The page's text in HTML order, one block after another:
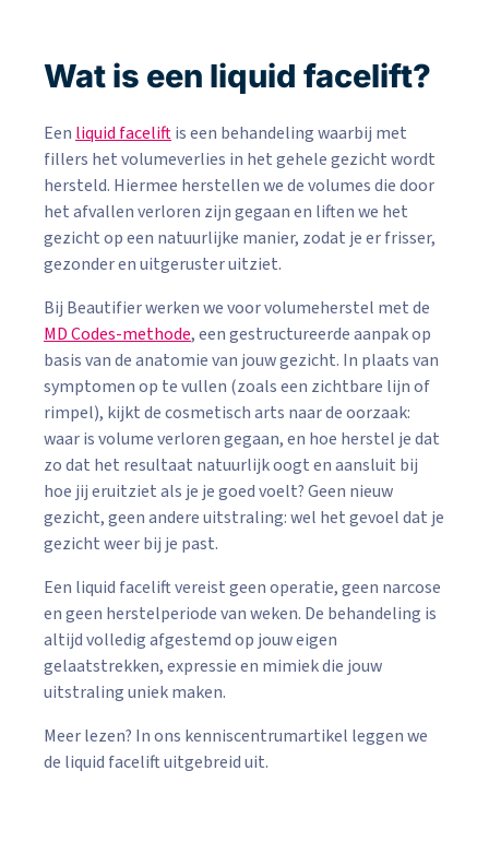
Wat is een liquid facelift?
Een liquid faceliftis een behandeling waarbij met
fillers het volumeverlies in het gehele gezicht wordt
hersteld. Hiermee herstellen we de volumes die door
het afvallen verloren zijn gegaan en liften we het
gezicht op een natuurlijke manier, zodat je er frisser,
gezonder en uitgeruster uitziet.
Bij Beautifier werken we voor volumeherstel met de
MD Codes-methode, een gestructureerde aanpak op
basis van de anatomie van jouw gezicht. In plaats van
symptomen op te vullen (zoals een zichtbare lijn of
rimpel), kijkt de cosmetisch arts naar de oorzaak:
waar is volume verloren gegaan, en hoe herstel je dat
zo dat het resultaat natuurlijk oogt en aansluit bij
hoe jij eruitziet als je je goed voelt? Geen nieuw
gezicht, geen andere uitstraling: wel het gevoel dat je
gezicht weer bij je past.
Een liquid facelift vereist geen operatie, geen narcose
en geen herstelperiode van weken. De behandeling is
altijd volledig afgestemd op jouw eigen
gelaatstrekken, expressie en mimiek die jouw
uitstraling uniek maken.
Meer lezen? In ons kenniscentrumartikel leggen we
de liquid facelift uitgebreid uit.